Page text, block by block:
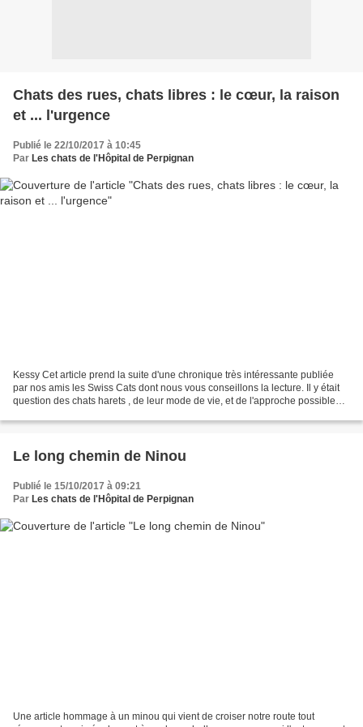
Chats des rues, chats libres : le cœur, la raison
et ... l'urgence
Publié le 22/10/2017 à 10:45
Par Les chats de l'Hôpital de Perpignan
Kessy Cet article prend la suite d'une chronique très intéressante publiée
par nos amis les Swiss Cats dont nous vous conseillons la lecture. Il y était
question des chats harets , de leur mode de vie, et de l'approche possible
Le long chemin de Ninou
Publié le 15/10/2017 à 09:21
Par Les chats de l'Hôpital de Perpignan
Une article hommage à un minou qui vient de croiser notre route tout